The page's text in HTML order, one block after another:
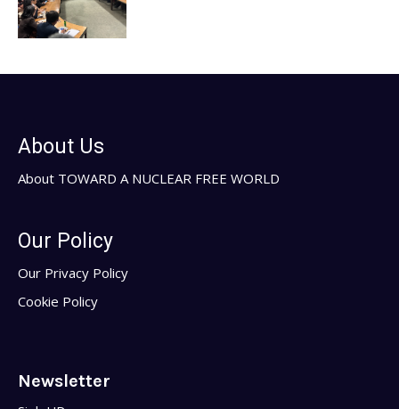
About Us
About TOWARD A NUCLEAR FREE WORLD
Our Policy
Our Privacy Policy
Cookie Policy
Newsletter